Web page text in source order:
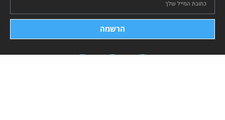
הרשמה